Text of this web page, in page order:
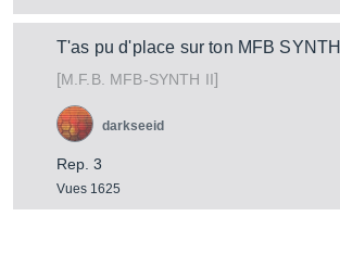
T'as pu d'place sur ton MFB
[M.F.B. MFB-SYNTH II]
Rep. 3
Vues 1625
darkseeid